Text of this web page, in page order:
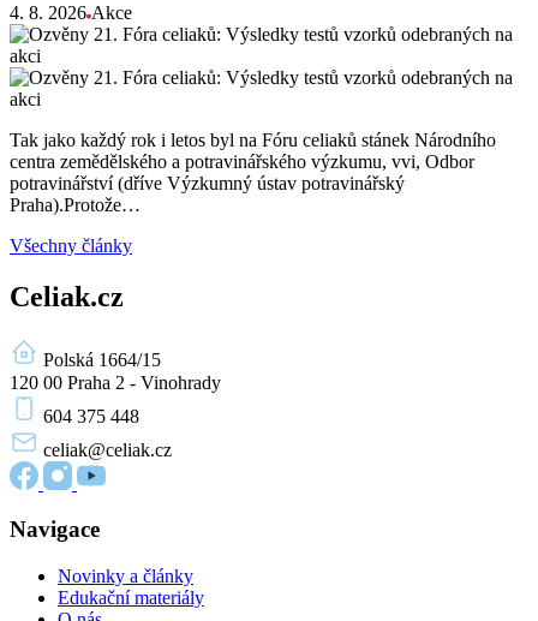
4. 8. 2026 Akce
Tak jako každý rok i letos byl na Fóru celiaků stánek Národního
centra zemědělského a potravinářského výzkumu, vvi, Odbor
potravinářství (dříve Výzkumný ústav potravinářský
Praha).Protože…
Všechny články
Celiak.cz
Polská 1664/15
120 00 Praha 2 - Vinohrady
604 375 448
celiak@celiak.cz
Navigace
Novinky a články
Edukační materiály